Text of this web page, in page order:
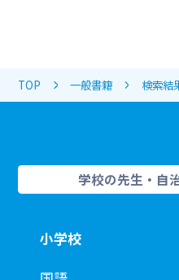
TOP 一般書籍 検索結
学校の先生・自
小学校